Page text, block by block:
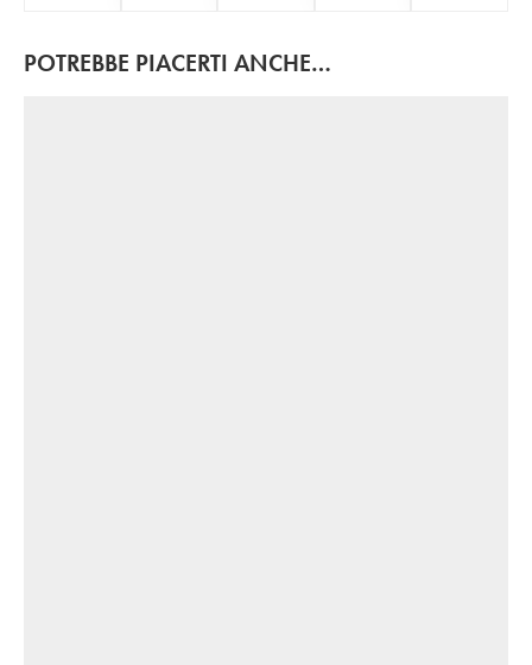
POTREBBE PIACERTI ANCHE…